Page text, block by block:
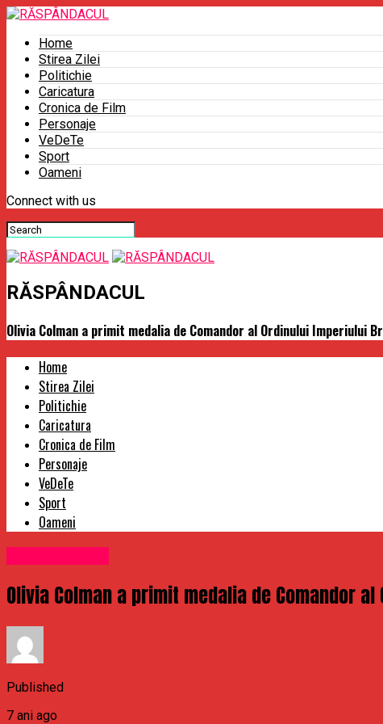
Home
Stirea Zilei
Politichie
Caricatura
Cronica de Film
Personaje
VeDeTe
Sport
Oameni
Connect with us
RĂSPÂNDACUL
Olivia Colman a primit medalia de Comandor al Ordinului Imperiului
Home
Stirea Zilei
Politichie
Caricatura
Cronica de Film
Personaje
VeDeTe
Sport
Oameni
Olivia Colman a primit medalia de Comandor
Published
7 ani ago